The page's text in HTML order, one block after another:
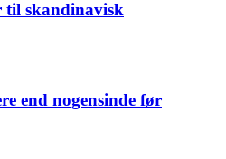
til skandinavisk
end nogensinde før